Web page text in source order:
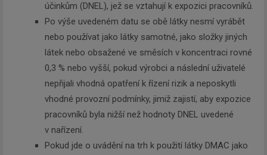
účinkům (DNEL), jež se vztahují k expozici pracovníků.
Po výše uvedeném datu se obě látky nesmí vyrábět
nebo používat jako látky samotné, jako složky jiných
látek nebo obsažené ve směsích v koncentraci rovné
0,3 % nebo vyšší, pokud výrobci a následní uživatelé
nepřijali vhodná opatření k řízení rizik a neposkytli
vhodné provozní podmínky, jimiž zajistí, aby expozice
pracovníků byla nižší než hodnoty DNEL uvedené
v nařízení.
Pokud jde o uvádění na trh k použití látky DMAC jako